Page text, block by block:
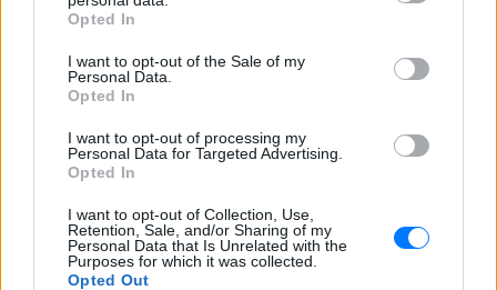
Opted In
I want to opt-out of the Sale of my
Personal Data.
Opted In
I want to opt-out of processing my
Personal Data for Targeted Advertising.
Opted In
I want to opt-out of Collection, Use,
Retention, Sale, and/or Sharing of my
Personal Data that Is Unrelated with the
Purposes for which it was collected.
Opted Out
και μάθετε πρώτοιτα πιο hot νέα.
και ότι σου κάνει κλικ!
Ακολουθήστε το E-Radio.gr και στο Instagram